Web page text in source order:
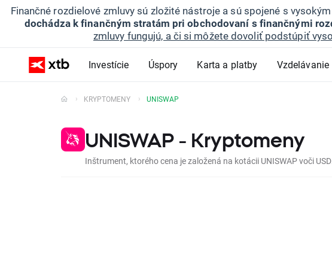
Finančné rozdielové zmluvy sú zložité nástroje a sú spojené s
dochádza k finančným stratám pri obchodovaní s finančnými
zmluvy fungujú, a či si môžete dovoliť podstúpiť
Investície Úspory Karta a platby Vzdelávanie
KRYPTOMENY UNISWAP
UNISWAP - Kryptomeny
Inštrument, ktorého cena je založená na kotácii UNISWAP voči